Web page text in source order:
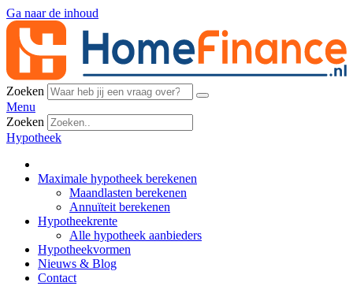
Ga naar de inhoud
Zoeken
Menu
Zoeken
Hypotheek
Maximale hypotheek berekenen
Maandlasten berekenen
Annuïteit berekenen
Hypotheekrente
Alle hypotheek aanbieders
Hypotheekvormen
Nieuws & Blog
Contact